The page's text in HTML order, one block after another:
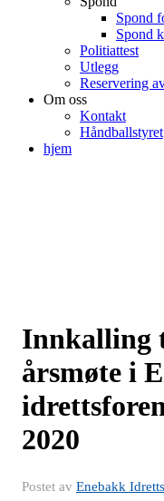
Spond
Spond
Politiattest
Utlegg
Reservering
Om oss
Kontakt
Håndballstyret
hjem
Innkalling
årsmøte i
2020
Postet av Enebakk